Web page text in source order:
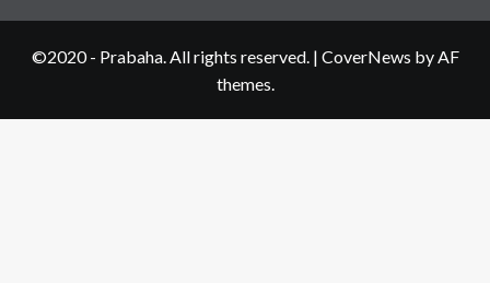
©2020 - Prabaha. All rights reserved. | CoverNews by AF
themes.